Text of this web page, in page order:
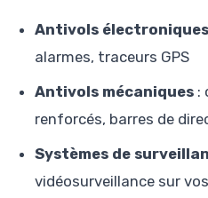
Antivols électroniques
alarmes, traceurs GPS
Antivols mécaniques :
renforcés, barres de
Systèmes de
vidéosurveillance sur